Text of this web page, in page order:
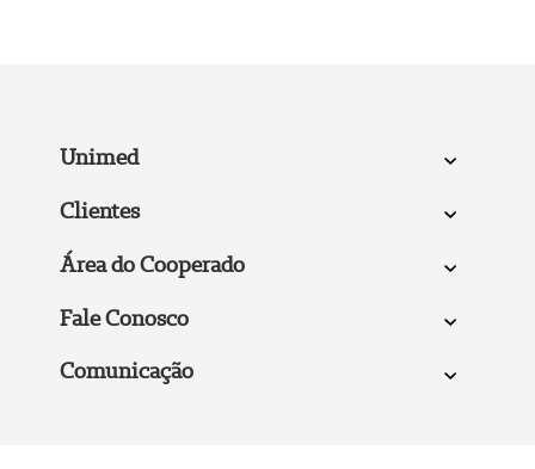
Unimed
Clientes
Área do Cooperado
Fale Conosco
Comunicação